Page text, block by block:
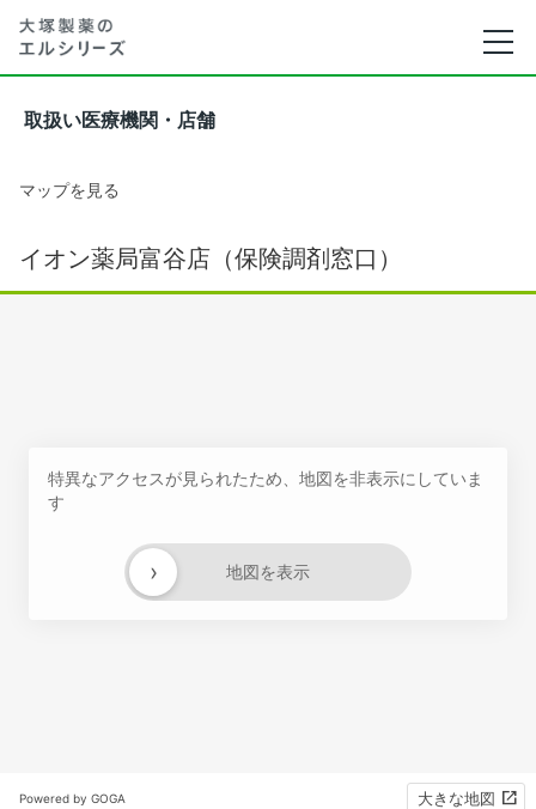
取扱い医療機関・店舗
マップを見る
イオン薬局富谷店（保険調剤窓口）
特異なアクセスが見られたため、地図を非表示にしていま
す
地図を表示
›
Powered by GOGA 大きな地図